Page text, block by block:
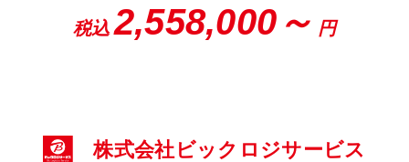
税込2,558,000～ 円
株式会社ビックロジサービス